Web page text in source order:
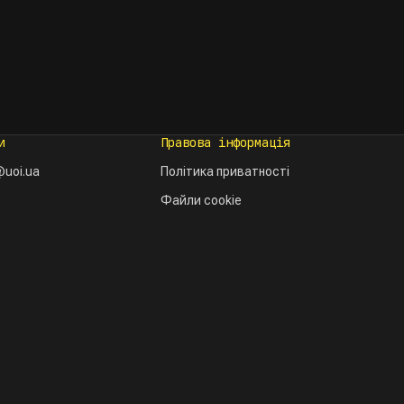
Правова інформація
Політика приватності
Файли cookie